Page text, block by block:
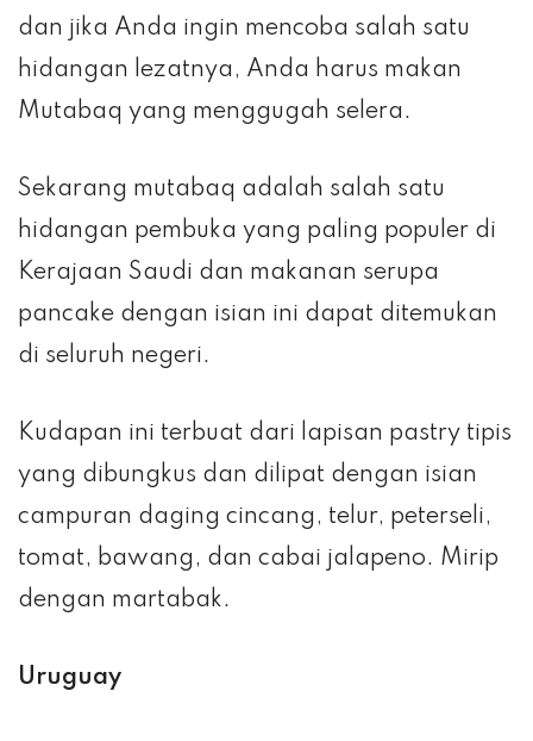
dan jika Anda ingin mencoba salah satu
hidangan lezatnya, Anda harus makan
Mutabaq yang menggugah selera.
Sekarang mutabaq adalah salah satu
hidangan pembuka yang paling populer di
Kerajaan Saudi dan makanan serupa
pancake dengan isian ini dapat ditemukan
di seluruh negeri.
Kudapan ini terbuat dari lapisan pastry tipis
yang dibungkus dan dilipat dengan isian
campuran daging cincang, telur, peterseli,
tomat, bawang, dan cabai jalapeno. Mirip
dengan martabak.
Uruguay